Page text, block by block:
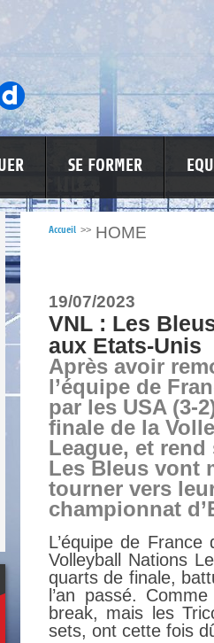
SE FORMER
LUTTE CONTRE LES VIOLENCES
Accueil >> HOME
19/07/2023
VNL : Les
aux Etats-Unis
Après avoir
l’équipe de
par les USA (3-
finale de la
League, et
Les Bleus vont
tourner vers
championnat
L’équipe de
Volleyball Nations
quarts de finale,
l’an passé.
break, mais les
sets, ont cette fois